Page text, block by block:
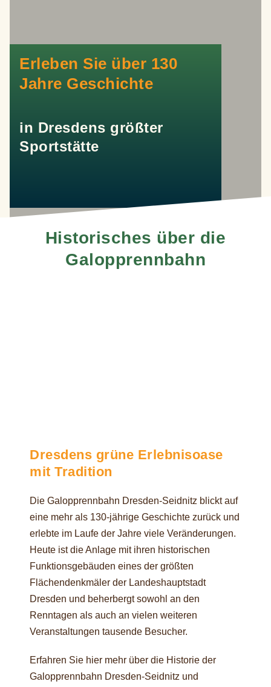
Erleben Sie über 130
Jahre Geschichte
in Dresdens größter
Sportstätte
Historisches über die
Galopprennbahn
Dresdens grüne Erlebnisoase
mit Tradition
Die Galopprennbahn Dresden-Seidnitz blickt auf
eine mehr als 130-jährige Geschichte zurück und
erlebte im Laufe der Jahre viele Veränderungen.
Heute ist die Anlage mit ihren historischen
Funktionsgebäuden eines der größten
Flächendenkmäler der Landeshauptstadt
Dresden und beherbergt sowohl an den
Renntagen als auch an vielen weiteren
Veranstaltungen tausende Besucher.
Erfahren Sie hier mehr über die Historie der
Galopprennbahn Dresden-Seidnitz und